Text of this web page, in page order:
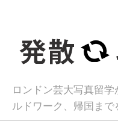
ロンドン芸大写真留
ルドワーク、帰国ま